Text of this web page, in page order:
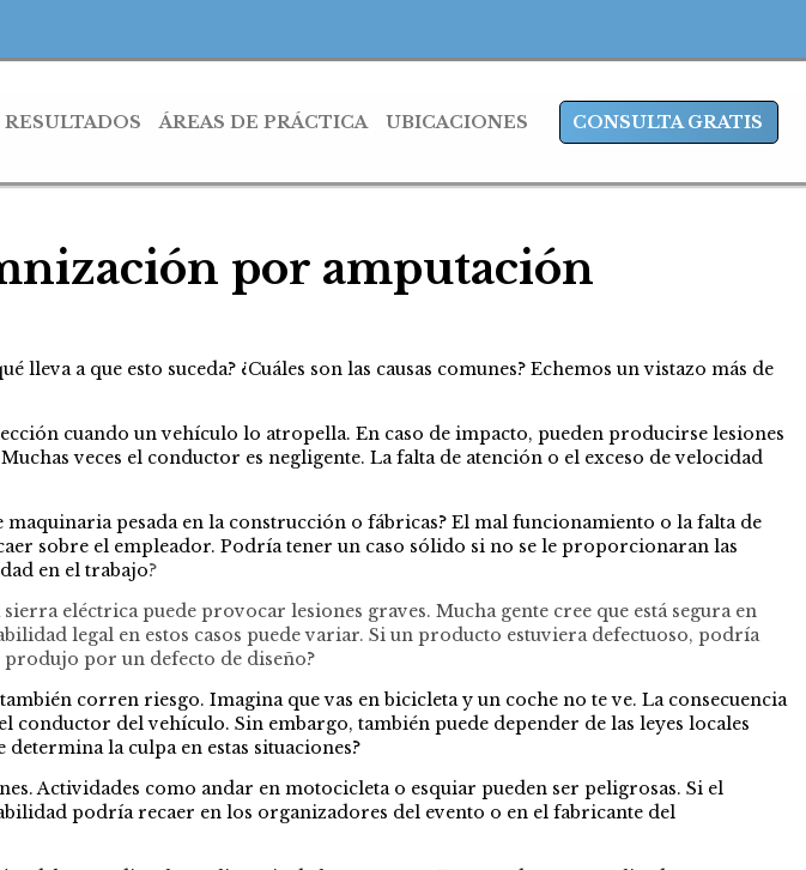
RESULTADOS ÁREAS DE PRÁCTICA UBICACIONES CONSULTA GRATIS
por amputación
a que esto suceda? ¿Cuáles son las causas comunes? Echemos un vistazo más de
cuando un vehículo lo atropella. En caso de impacto, pueden producirse lesiones
veces el conductor es negligente. La falta de atención o el exceso de velocidad
pesada en la construcción o fábricas? El mal funcionamiento o la falta de
sobre el empleador. Podría tener un caso sólido si no se le proporcionaran las
en el trabajo?
eléctrica puede provocar lesiones graves. Mucha gente cree que está segura en
legal en estos casos puede variar. Si un producto estuviera defectuoso, podría
produjo por un defecto de diseño?
corren riesgo. Imagina que vas en bicicleta y un coche no te ve. La consecuencia
conductor del vehículo. Sin embargo, también puede depender de las leyes locales
la culpa en estas situaciones?
Actividades como andar en motocicleta o esquiar pueden ser peligrosas. Si el
podría recaer en los organizadores del evento o en el fabricante del